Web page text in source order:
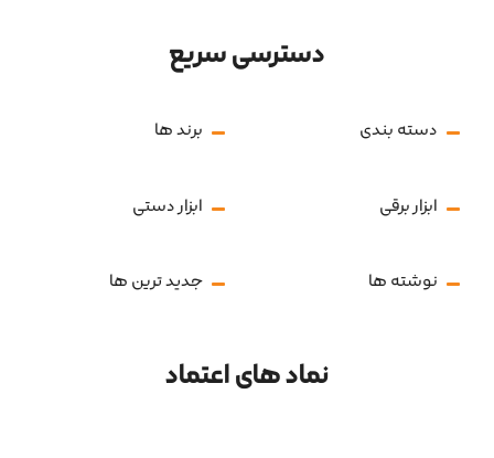
دسترسی سریع
دسته بندی برند ها
ابزار برقی ابزار دستی
نوشته ها جدید ترین ها
نماد های اعتماد